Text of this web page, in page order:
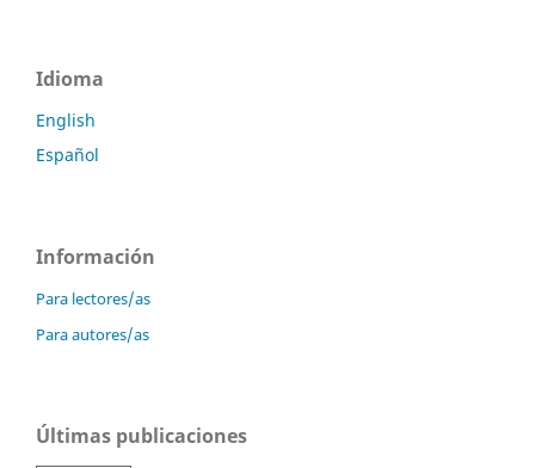
Idioma
English
Español
Información
Para lectores/as
Para autores/as
Últimas publicaciones